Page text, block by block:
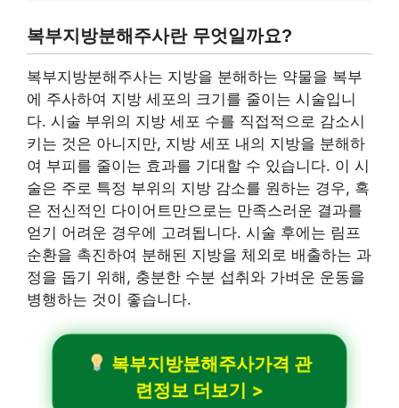
복부지방분해주사란 무엇일까요?
복부지방분해주사는 지방을 분해하는 약물을 복부
에 주사하여 지방 세포의 크기를 줄이는 시술입니
다. 시술 부위의 지방 세포 수를 직접적으로 감소시
키는 것은 아니지만, 지방 세포 내의 지방을 분해하
여 부피를 줄이는 효과를 기대할 수 있습니다. 이 시
술은 주로 특정 부위의 지방 감소를 원하는 경우, 혹
은 전신적인 다이어트만으로는 만족스러운 결과를
얻기 어려운 경우에 고려됩니다. 시술 후에는 림프
순환을 촉진하여 분해된 지방을 체외로 배출하는 과
정을 돕기 위해, 충분한 수분 섭취와 가벼운 운동을
병행하는 것이 좋습니다.
복부지방분해주사가격 관
련정보 더보기 >